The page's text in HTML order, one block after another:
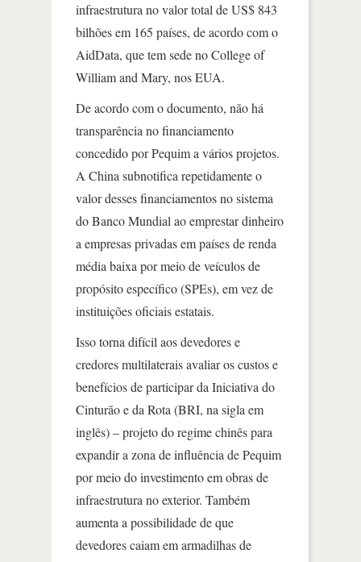
infraestrutura no valor total de US$ 843
bilhões em 165 países, de acordo com o
AidData, que tem sede no College of
William and Mary, nos EUA.
De acordo com o documento, não há
transparência no financiamento
concedido por Pequim a vários projetos.
A China subnotifica repetidamente o
valor desses financiamentos no sistema
do Banco Mundial ao emprestar dinheiro
a empresas privadas em países de renda
média baixa por meio de veículos de
propósito específico (SPEs), em vez de
instituições oficiais estatais.
Isso torna difícil aos devedores e
credores multilaterais avaliar os custos e
benefícios de participar da Iniciativa do
Cinturão e da Rota (BRI, na sigla em
inglês) – projeto do regime chinês para
expandir a zona de influência de Pequim
por meio do investimento em obras de
infraestrutura no exterior. Também
aumenta a possibilidade de que
devedores caiam em armadilhas de